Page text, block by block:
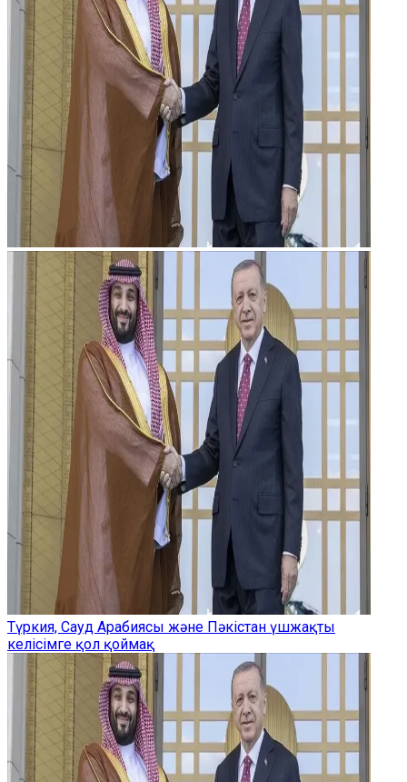
Түркия, Сауд Арабиясы және Пәкістан үшжақты
келісімге қол қоймақ